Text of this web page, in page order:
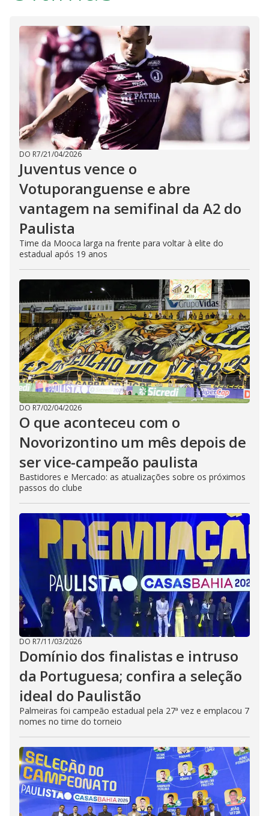
DO R7/21/04/2026
Juventus vence o
Votuporanguense e abre
vantagem na semifinal da A2 do
Paulista
Time da Mooca larga na frente para voltar à elite do
estadual após 19 anos
DO R7/02/04/2026
O que aconteceu com o
Novorizontino um mês depois de
ser vice-campeão paulista
Bastidores e Mercado: as atualizações sobre os próximos
passos do clube
DO R7/11/03/2026
Domínio dos finalistas e intruso
da Portuguesa; confira a seleção
ideal do Paulistão
Palmeiras foi campeão estadual pela 27ª vez e emplacou 7
nomes no time do torneio